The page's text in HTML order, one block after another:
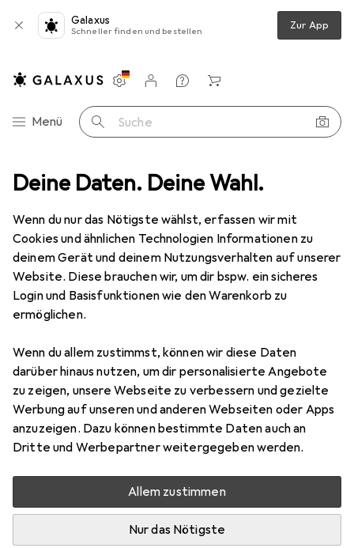
Deine Daten. Deine Wahl.
Wenn du nur das Nötigste wählst, erfassen wir mit
Cookies und ähnlichen Technologien Informationen zu
deinem Gerät und deinem Nutzungsverhalten auf unserer
Website. Diese brauchen wir, um dir bspw. ein sicheres
Login und Basisfunktionen wie den Warenkorb zu
ermöglichen.
Wenn du allem zustimmst, können wir diese Daten
darüber hinaus nutzen, um dir personalisierte Angebote
zu zeigen, unsere Webseite zu verbessern und gezielte
Werbung auf unseren und anderen Webseiten oder Apps
anzuzeigen. Dazu können bestimmte Daten auch an
Dritte und Werbepartner weitergegeben werden.
Allem zustimmen
Nur das Nötigste
Galaxus
Schneller finden und bestellen Zur App
Navigation nach Kategorien
Menü Suche
Einstellungen
Kundenkonto
Vergleichslisten
Merklisten
Warenkorb
Netzwerk Netzwerkkabel Digitec Ethernet-Patchkabel RJ45
6 Bilder
DigitecEthernet-Patchkabel RJ45
Preis in EUR inkl. MwSt.
EUR
6,50
6451
Bewertungen Marke
Mehr von Digitec
Di, 11.8. geliefert
Mehr als 10 Stück an Lager
Lieferort angeben für genaue Lieferzeit